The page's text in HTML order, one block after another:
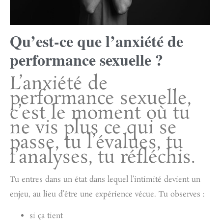
Qu’est-ce que l’anxiété de
performance sexuelle ?
L’anxiété de
performance sexuelle,
c’est le moment où tu
ne vis plus ce qui se
passe, tu l’évalues, tu
l’analyses, tu réfléchis.
Tu entres dans un état dans lequel l’intimité devient un
enjeu, au lieu d’être une expérience vécue. Tu observes :
si ça tient